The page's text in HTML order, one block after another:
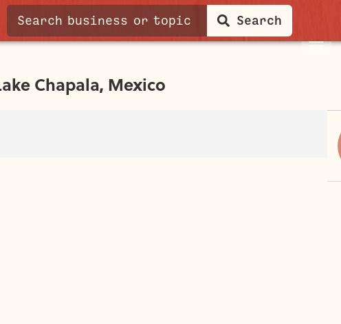
Search
Chapala, Mexico